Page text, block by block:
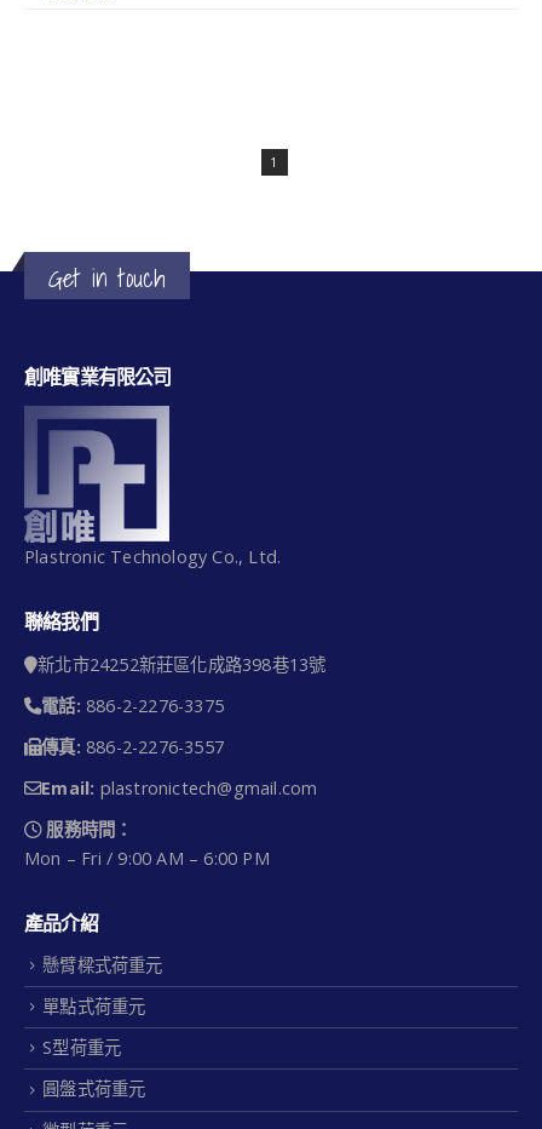
PIN TYPE
1
Get in touch
創唯實業有限公司
Plastronic Technology Co., Ltd.
聯絡我們
新北市24252新莊區化成路398巷13號
電話: 886-2-2276-3375
傳真: 886-2-2276-3557
Email: plastronictech@gmail.com
服務時間：
Mon – Fri / 9:00 AM – 6:00 PM
產品介紹
懸臂樑式荷重元
單點式荷重元
S型荷重元
圓盤式荷重元